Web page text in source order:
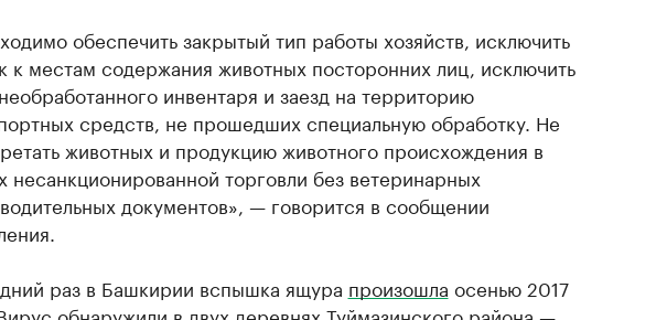
обеспечить закрытый тип работы хозяйств, исключить
к местам содержания животных посторонних лиц, исключить
инвентаря и заезд на территорию
средств, не прошедших специальную обработку. Не
животных и продукцию животного происхождения в
несанкционированной торговли без ветеринарных
документов», — говорится в сообщении
раз в Башкирии вспышка ящура произошла осенью 2017